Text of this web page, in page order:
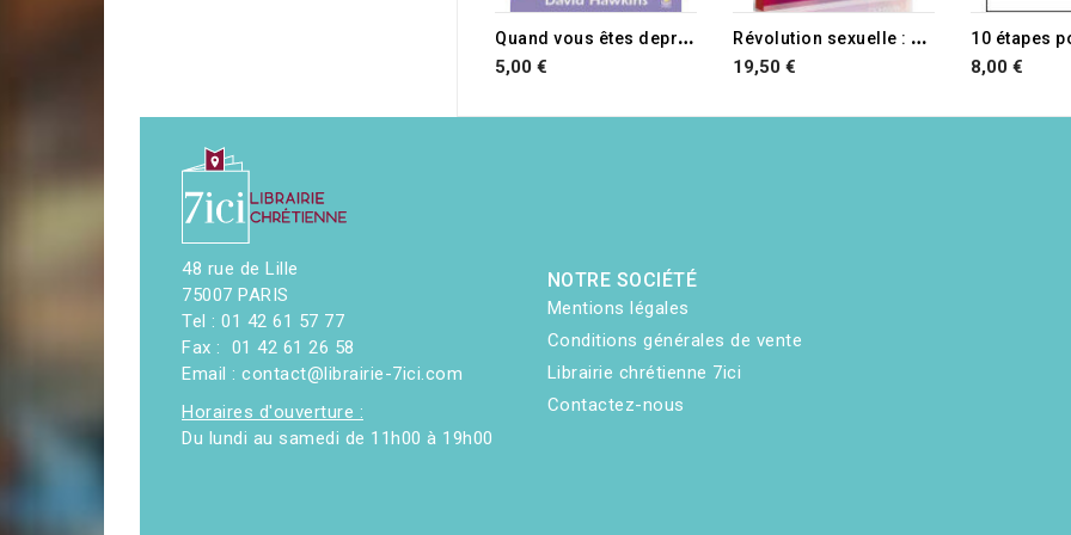
RUPTURE DE STOCK Q
uand vous êtes deprimé
5,00 €
R
évolution sexuelle : promesses tenues ?
19,50 € 8,00 €
48 rue de Lille
75007 PARIS
Tel : 01 42 61 57 77
Fax : 01 42 61 26 58
Email : contact@librairie-7ici.com
Horaires d'ouverture :
Du lundi au samedi de 11h00 à 19h00
NOTRE SOCIÉTÉ
Mentions légales
Conditions générales de vente
Librairie chrétienne 7ici
Contactez-nous